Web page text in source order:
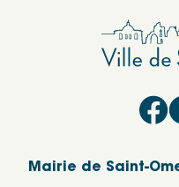
Mairie de Saint-